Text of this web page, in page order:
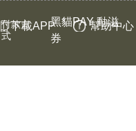
付款方
式
黑貓PAY 動滋
券
下載APP 幫助中心